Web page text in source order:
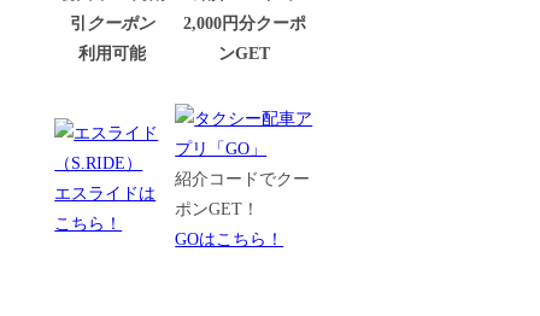
引 クーポン
利用可能
2,000円分クーポ
ンGET
エスライドは
こちら！
紹介コードでクー
ポンGET！
GOはこちら！